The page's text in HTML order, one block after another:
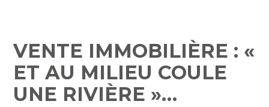
VENTE IMMOBILIÈRE : «
ET AU MILIEU COULE
UNE RIVIÈRE »…